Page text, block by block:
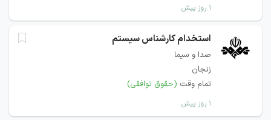
۱ روز پیش
استخدام کارشناس سیستم
صدا و سیما
زنجان
تمام وقت (حقوق توافقی)
۱ روز پیش